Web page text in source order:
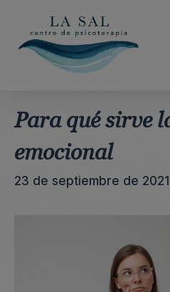
Para qué sirve
emocional
23 de septiembre de 2021